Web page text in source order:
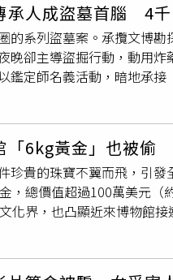
閃式行動。2名成員打破
珠寶包括拿破崙一世（
鑲有212顆珍珠與近2,000
Montijo）。調查人員表
檢測出阿布杜拉耶的
阿布杜拉耶是1位在社群
號活動，影片多以「離柏
與巴黎街區生活。部分影
時所使用的同款車型。影
度與街頭文化為主題，吸
TV）報導，他曾任職
化中心」（Centre
誠」，是1位「重情重義」
，包括持有與運輸毒品、
承人成盜墓首腦 4
的系列盜墓案。承攬文博
晚卻主導盜掘行動，動用
鑑定師名義活動，暗地承
人先後落網。警方追繳文
陶、石、玉、金銀器、青
2020年10月8日徐州古玩城
滕州官橋鎮前掌大遺址所
關男學術文章與活動足跡
前科者，包含曾涉全國重
部門在江蘇、山東、河南
，連破66起案件，涵蓋徐州
畫像石墓、泗陽三莊古墓
墓誌的追回，改寫萬氏家
「6kg黃金」也被偷
珍貴的珠寶不翼而飛，引
，總價值超過100萬美元
化界，也凸顯近來博物館
，該名女子於9月30日在西
指出，她在犯案當日離開
日，竊賊夜間潛入位於巴